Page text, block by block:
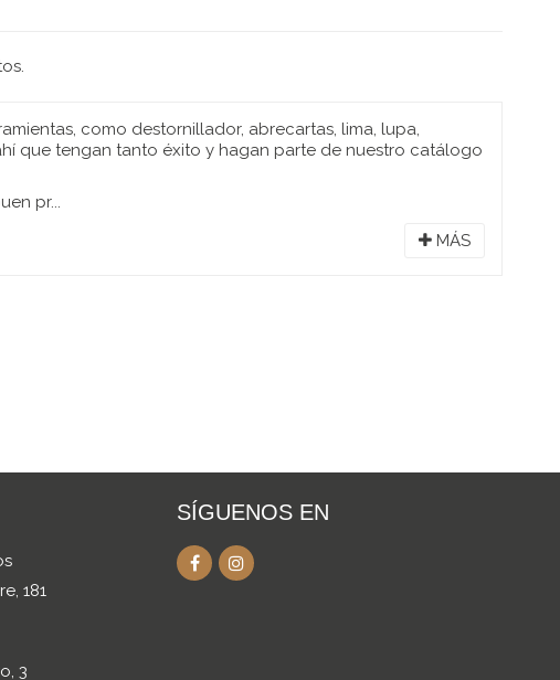
como destornillador, abrecartas, lima, lupa,
que tengan tanto éxito y hagan parte de nuestro catálogo
pr...
MÁS
181
3
SÍGUENOS EN